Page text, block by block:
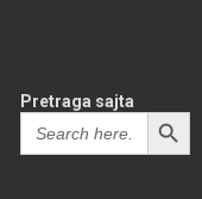
Pretraga sajta
Search
for:
SEARCH